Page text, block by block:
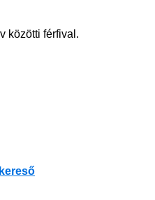
közötti férfival.